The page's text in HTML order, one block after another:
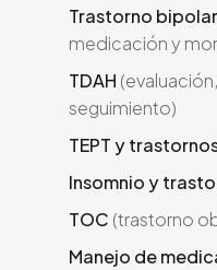
Trastorno bipolar
medicación y
TDAH
seguimiento)
TEPT y
Insomnio y
TOC (trastorno
Manejo de